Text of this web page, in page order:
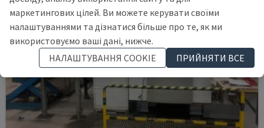
маркетингових цілей. Ви можете керувати своїми
налаштуваннями та дізнатися більше про те, як ми
використовуємо ваші дані, нижче.
НАЛАШТУВАННЯ COOKIE
ПРИЙНЯТИ ВСЕ